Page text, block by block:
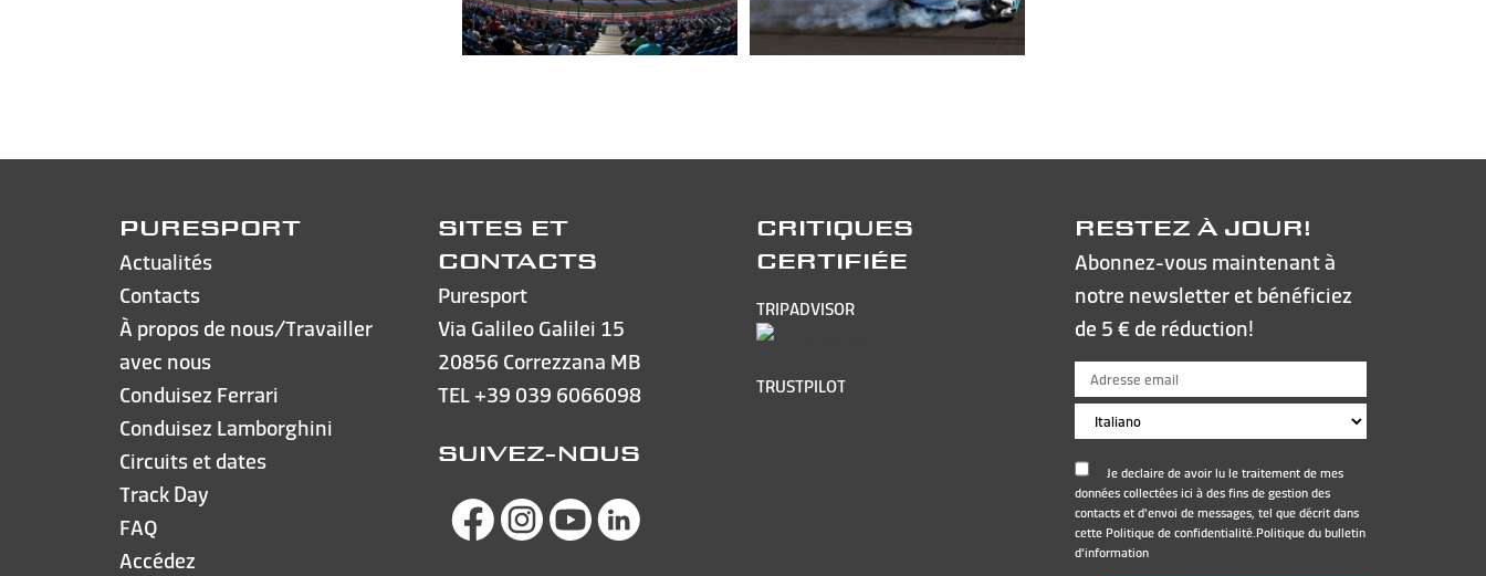
PURESPORT
Actualités
Contacts
À propos de nous/Travailler
avec nous
Conduisez Ferrari
Conduisez Lamborghini
Circuits et dates
Track Day
FAQ
Accédez
SITES ET
CONTACTS
Puresport
Via Galileo Galilei 15
20856 Correzzana MB
TEL+39 039 6066098
SUIVEZ-NOUS
CRITIQUES
CERTIFIÉE
TRIPADVISOR
TRUSTPILOT
RESTEZ À JOUR!
Abonnez-vous maintenant à
notre newsletter et bénéficiez
de 5 € de réduction!
Je declaire de avoir lu le traitement de mes
données collectées ici à des fins de gestion des
contacts et d'envoi de messages, tel que décrit dans
cette Politique de confidentialité.Politique du bulletin
d'information